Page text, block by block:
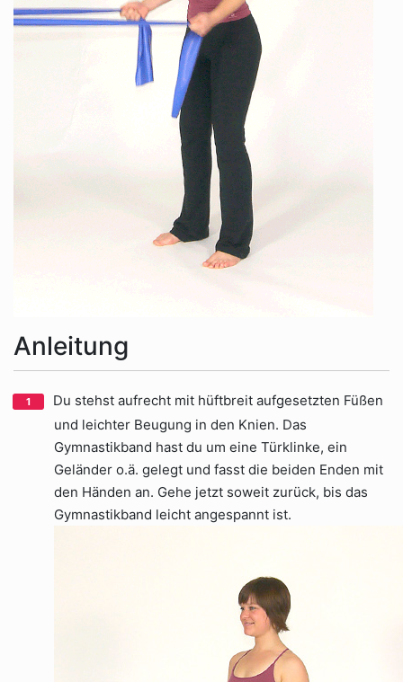
Anleitung
Du stehst aufrecht mit hüftbreit aufgesetzten Füßen
und leichter Beugung in den Knien. Das
Gymnastikband hast du um eine Türklinke, ein
Geländer o.ä. gelegt und fasst die beiden Enden mit
den Händen an. Gehe jetzt soweit zurück, bis das
Gymnastikband leicht angespannt ist.